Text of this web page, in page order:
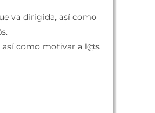
va dirigida, así como
como motivar a l@s